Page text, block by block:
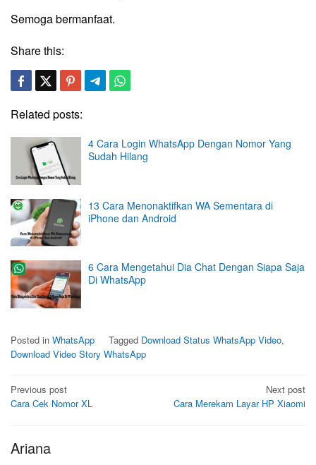
Semoga bermanfaat.
Share this:
Related posts:
4 Cara Login WhatsApp Dengan Nomor Yang
Sudah Hilang
13 Cara Menonaktifkan WA Sementara di
iPhone dan Android
6 Cara Mengetahui Dia Chat Dengan Siapa Saja
Di WhatsApp
Posted in WhatsApp Tagged Download Status WhatsApp Video,
Download Video Story WhatsApp
Post
navigation
Previous post
Cara Cek Nomor XL
Next post
Cara Merekam Layar HP Xiaomi
Ariana